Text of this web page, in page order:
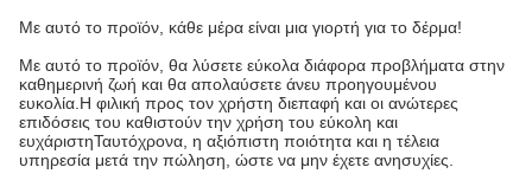
Με αυτό το προϊόν, κάθε μέρα είναι μια γιορτή για το δέρμα!
Με αυτό το προϊόν, θα λύσετε εύκολα διάφορα προβλήματα στην
καθημερινή ζωή και θα απολαύσετε άνευ προηγουμένου
ευκολία.Η φιλική προς τον χρήστη διεπαφή και οι ανώτερες
επιδόσεις του καθιστούν την χρήση του εύκολη και
ευχάριστηΤαυτόχρονα, η αξιόπιστη ποιότητα και η τέλεια
υπηρεσία μετά την πώληση, ώστε να μην έχετε ανησυχίες.